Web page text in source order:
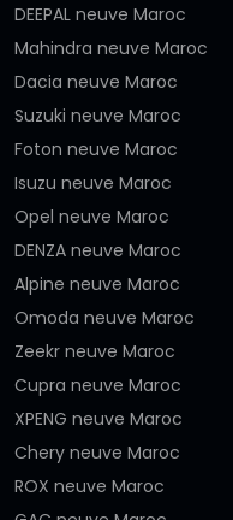
DEEPAL neuve Maroc
Mahindra neuve Maroc
Dacia neuve Maroc
Suzuki neuve Maroc
Foton neuve Maroc
Isuzu neuve Maroc
Opel neuve Maroc
DENZA neuve Maroc
Alpine neuve Maroc
Omoda neuve Maroc
Zeekr neuve Maroc
Cupra neuve Maroc
XPENG neuve Maroc
Chery neuve Maroc
ROX neuve Maroc